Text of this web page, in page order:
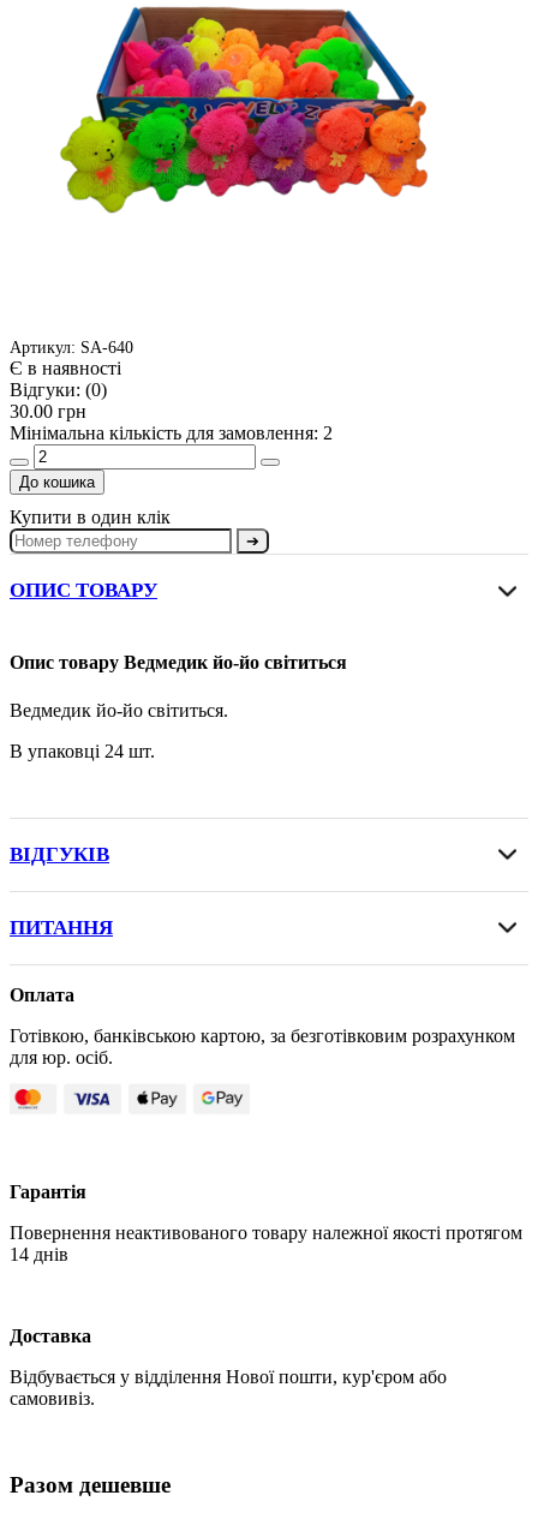
Артикул: SA-640
Є в наявності
Відгуки: (0)
30.00 грн
Мінімальна кількість для замовлення: 2
До кошика
Купити в один клік
➔
ОПИС ТОВАРУ
Опис товару Ведмедик йо-йо світиться
Ведмедик йо-йо світиться.
В упаковці 24 шт.
ВІДГУКІВ
ПИТАННЯ
Оплата
Готівкою, банківською картою, за безготівковим розрахунком
для юр. осіб.
Гарантія
Повернення неактивованого товару належної якості протягом
14 днів
Доставка
Відбувається у відділення Нової пошти, кур'єром або
самовивіз.
Разом дешевше